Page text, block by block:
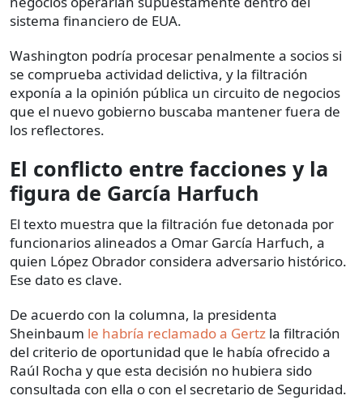
sistema financiero de EUA.
Washington podría procesar penalmente a socios si
se comprueba actividad delictiva, y la filtración
exponía a la opinión pública un circuito de negocios
que el nuevo gobierno buscaba mantener fuera de
los reflectores.
El conflicto entre facciones y la
figura de García Harfuch
El texto muestra que la filtración fue detonada por
funcionarios alineados a Omar García Harfuch, a
quien López Obrador considera adversario histórico.
Ese dato es clave.
De acuerdo con la columna, la presidenta
Sheinbaum le habría reclamado a Gertz la filtración
del criterio de oportunidad que le había ofrecido a
Raúl Rocha y que esta decisión no hubiera sido
consultada con ella o con el secretario de Seguridad.